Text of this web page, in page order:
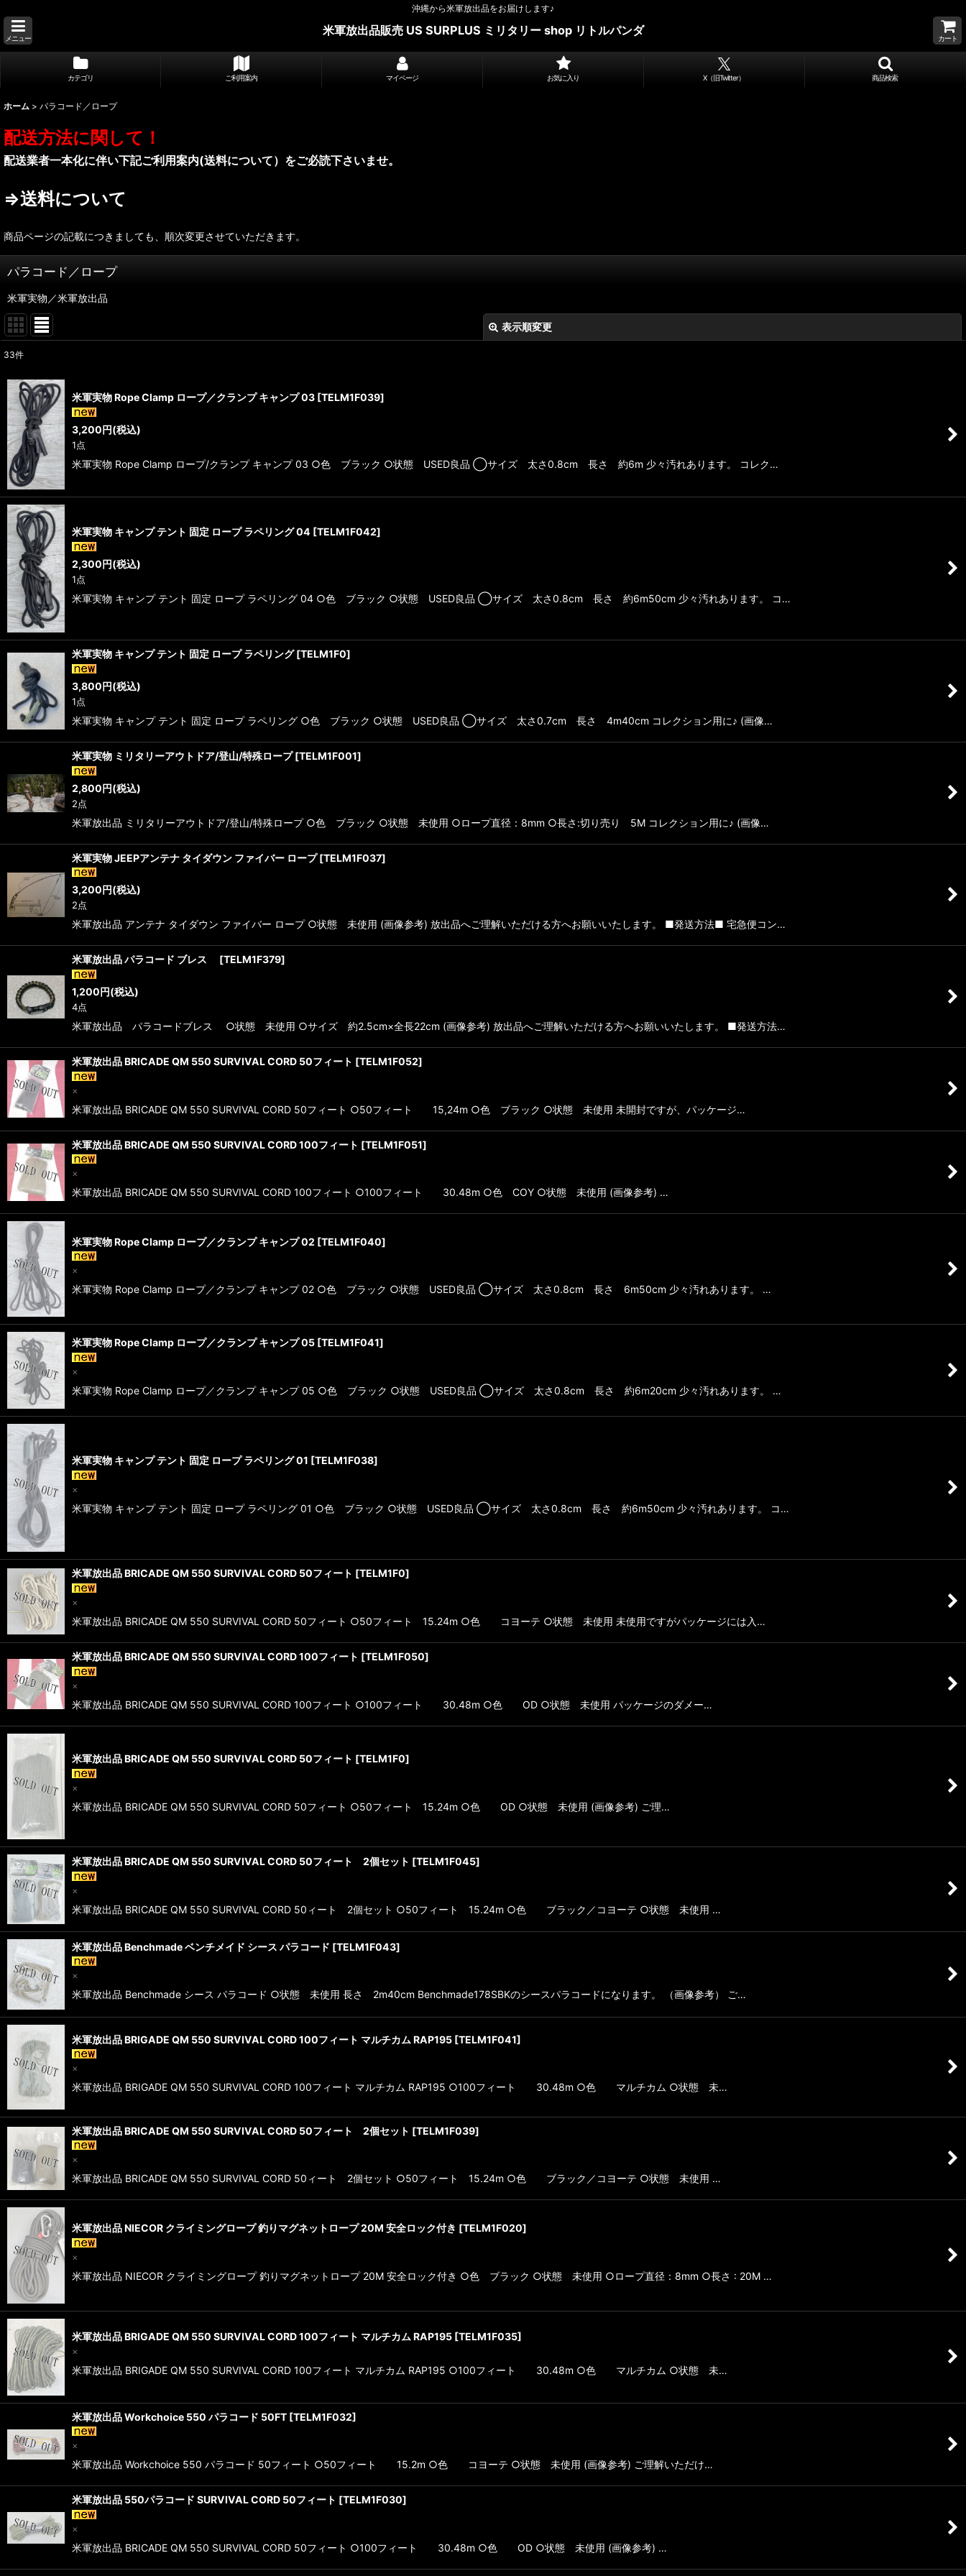
沖縄から米軍放出品をお届けします♪
メニュー
米軍放出品販売 US SURPLUS ミリタリー shop リトルパンダ
カート
カテゴリ ご利用案内 マイページ お気に入り X（旧Twitter） 商品検索
ホーム > パラコード／ロープ
配送方法に関して！
配送業者一本化に伴い下記ご利用案内(送料について）をご必読下さいませ。
⇒送料について
商品ページの記載につきましても、順次変更させていただきます。
パラコード／ロープ
米軍実物／米軍放出品
表示順変更
在庫あり
並び順:
絞り込む
33件
米軍実物 Rope Clamp ロープ／クランプ キャンプ 03 [TELM1F039]
3,200円(税込)
1点
米軍実物 Rope Clamp ロープ/クランプ キャンプ 03 ○色 ブラック ○状態 USED良品 ◯サイズ 太さ0.8cm 長さ 約6m 少々汚れあります。 コレク…
米軍実物 キャンプ テント 固定 ロープ ラペリング 04 [TELM1F042]
2,300円(税込)
1点
米軍実物 キャンプ テント 固定 ロープ ラペリング 04 ○色 ブラック ○状態 USED良品 ◯サイズ 太さ0.8cm 長さ 約6m50cm 少々汚れあります。 コ…
米軍実物 キャンプ テント 固定 ロープ ラペリング[TELM1F0]
3,800円(税込)
1点
米軍実物 キャンプ テント 固定 ロープ ラペリング ○色 ブラック ○状態 USED良品 ◯サイズ 太さ0.7cm 長さ 4m40cm コレクション用に♪ (画像…
米軍実物 ミリタリーアウトドア/登山/特殊ロープ [TELM1F001]
2,800円(税込)
2点
米軍放出品 ミリタリーアウトドア/登山/特殊ロープ ○色 ブラック ○状態 未使用 ○ロープ直径：8mm ○長さ:切り売り 5M コレクション用に♪ (画像…
米軍実物 JEEPアンテナ タイダウン ファイバー ロープ[TELM1F037]
3,200円(税込)
2点
米軍放出品 アンテナ タイダウン ファイバー ロープ ○状態 未使用 (画像参考) 放出品へご理解いただける方へお願いいたします。 ■発送方法■ 宅急便コン…
米軍放出品 パラコード ブレス [TELM1F379]
1,200円(税込)
4点
米軍放出品 パラコードブレス ○状態 未使用 ○サイズ 約2.5cm×全長22cm (画像参考) 放出品へご理解いただける方へお願いいたします。 ■発送方法…
米軍放出品 BRICADE QM 550 SURVIVAL CORD 50フィート [TELM1F052]
×
米軍放出品 BRICADE QM 550 SURVIVAL CORD 50フィート ○50フィート 15,24m ○色 ブラック ○状態 未使用 未開封ですが、パッケージ…
米軍放出品 BRICADE QM 550 SURVIVAL CORD 100フィート [TELM1F051]
×
米軍放出品 BRICADE QM 550 SURVIVAL CORD 100フィート ○100フィート 30.48m ○色 COY ○状態 未使用 (画像参考) …
米軍実物 Rope Clamp ロープ／クランプ キャンプ 02 [TELM1F040]
×
米軍実物 Rope Clamp ロープ／クランプ キャンプ 02 ○色 ブラック ○状態 USED良品 ◯サイズ 太さ0.8cm 長さ 6m50cm 少々汚れあります。 …
米軍実物 Rope Clamp ロープ／クランプ キャンプ 05 [TELM1F041]
×
米軍実物 Rope Clamp ロープ／クランプ キャンプ 05 ○色 ブラック ○状態 USED良品 ◯サイズ 太さ0.8cm 長さ 約6m20cm 少々汚れあります。 …
米軍実物 キャンプ テント 固定 ロープ ラペリング 01 [TELM1F038]
×
米軍実物 キャンプ テント 固定 ロープ ラペリング 01 ○色 ブラック ○状態 USED良品 ◯サイズ 太さ0.8cm 長さ 約6m50cm 少々汚れあります。 コ…
米軍放出品 BRICADE QM 550 SURVIVAL CORD 50フィート [TELM1F0]
×
米軍放出品 BRICADE QM 550 SURVIVAL CORD 50フィート ○50フィート 15.24m ○色 コヨーテ ○状態 未使用 未使用ですがパッケージには入…
米軍放出品 BRICADE QM 550 SURVIVAL CORD 100フィート [TELM1F050]
×
米軍放出品 BRICADE QM 550 SURVIVAL CORD 100フィート ○100フィート 30.48m ○色 OD ○状態 未使用 パッケージのダメー…
米軍放出品 BRICADE QM 550 SURVIVAL CORD 50フィート [TELM1F0]
×
米軍放出品 BRICADE QM 550 SURVIVAL CORD 50フィート ○50フィート 15.24m ○色 OD ○状態 未使用 (画像参考) ご理…
米軍放出品 BRICADE QM 550 SURVIVAL CORD 50フィート 2個セット [TELM1F045]
×
米軍放出品 BRICADE QM 550 SURVIVAL CORD 50ィート 2個セット ○50フィート 15.24m ○色 ブラック／コヨーテ ○状態 未使用 …
米軍放出品 Benchmade ベンチメイド シース パラコード [TELM1F043]
×
米軍放出品 Benchmade シース パラコード ○状態 未使用 長さ 2m40cm Benchmade178SBKのシースパラコードになります。 （画像参考） ご…
米軍放出品 BRIGADE QM 550 SURVIVAL CORD 100フィート マルチカム RAP195 [TELM1F041]
×
米軍放出品 BRIGADE QM 550 SURVIVAL CORD 100フィート マルチカム RAP195 ○100フィート 30.48m ○色 マルチカム ○状態 未…
米軍放出品 BRICADE QM 550 SURVIVAL CORD 50フィート 2個セット [TELM1F039]
×
米軍放出品 BRICADE QM 550 SURVIVAL CORD 50ィート 2個セット ○50フィート 15.24m ○色 ブラック／コヨーテ ○状態 未使用 …
米軍放出品 NIECOR クライミングロープ 釣りマグネットロープ 20M 安全ロック付き [TELM1F020]
×
米軍放出品 NIECOR クライミングロープ 釣りマグネットロープ 20M 安全ロック付き ○色 ブラック ○状態 未使用 ○ロープ直径：8mm ○長さ : 20M …
米軍放出品 BRIGADE QM 550 SURVIVAL CORD 100フィート マルチカム RAP195 [TELM1F035]
×
米軍放出品 BRIGADE QM 550 SURVIVAL CORD 100フィート マルチカム RAP195 ○100フィート 30.48m ○色 マルチカム ○状態 未…
米軍放出品 Workchoice 550 パラコード 50FT [TELM1F032]
×
米軍放出品 Workchoice 550 パラコード 50フィート ○50フィート 15.2m ○色 コヨーテ ○状態 未使用 (画像参考) ご理解いただけ…
米軍放出品 550パラコード SURVIVAL CORD 50フィート [TELM1F030]
×
米軍放出品 BRICADE QM 550 SURVIVAL CORD 50フィート ○100フィート 30.48m ○色 OD ○状態 未使用 (画像参考) …